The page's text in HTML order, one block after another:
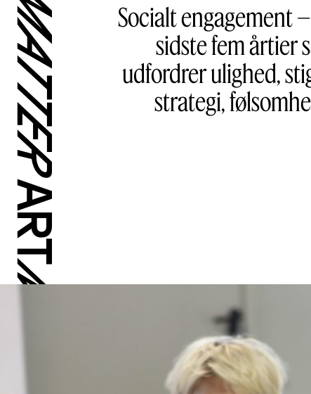
Socialt engagement
sidste fem årtier
udfordrer ulighed,
strategi,